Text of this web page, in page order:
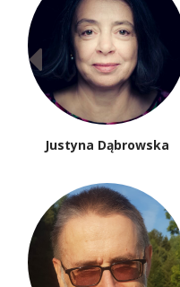
Justyna Dąbrowska